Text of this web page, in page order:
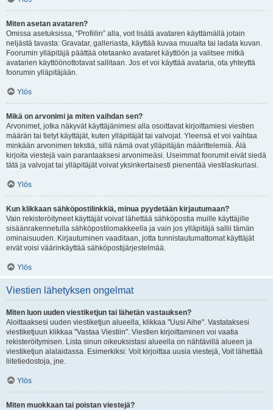
Miten asetan avataren?
Omissa asetuksissa, “Profiilin” alla, voit lisätä avataren käyttämällä jotain
neljästä tavasta: Gravatar, galleriasta, käyttää kuvaa muualta tai ladata kuvan.
Foorumin ylläpitäjä päättää otetaanko avataret käyttöön ja valitsee mitkä
avatarien käyttöönottotavat sallitaan. Jos et voi käyttää avataria, ota yhteyttä
foorumin ylläpitäjään.
Ylös
Mikä on arvonimi ja miten vaihdan sen?
Arvonimet, jotka näkyvät käyttäjänimesi alla osoittavat kirjoittamiesi viestien
määrän tai tietyt käyttäjät, kuten ylläpitäjät tai valvojat. Yleensä et voi vaihtaa
minkään arvonimen tekstiä, sillä nämä ovat ylläpitäjän määrittelemiä. Älä
kirjoita viestejä vain parantaaksesi arvonimeäsi. Useimmat foorumit eivät siedä
tätä ja valvojat tai ylläpitäjät voivat yksinkertaisesti pienentää viestilaskuriasi.
Ylös
Kun klikkaan sähköpostilinkkiä, minua pyydetään kirjautumaan?
Vain rekisteröityneet käyttäjät voivat lähettää sähköpostia muille käyttäjille
sisäänrakennetulla sähköpostilomakkeella ja vain jos ylläpitäjä sallii tämän
ominaisuuden. Kirjautuminen vaaditaan, jotta tunnistautumattomat käyttäjät
eivät voisi väärinkäyttää sähköpostijärjestelmää.
Ylös
Viestien lähetyksen ongelmat
Miten luon uuden viestiketjun tai lähetän vastauksen?
Aloittaaksesi uuden viestiketjun alueella, klikkaa "Uusi Aihe". Vastataksesi
viestiketjuun klikkaa "Vastaa Viestiin". Viestien kirjoittaminen voi vaatia
rekisteröitymisen. Lista sinun oikeuksistasi alueella on nähtävillä alueen ja
viestiketjun alalaidassa. Esimerkiksi: Voit kirjoittaa uusia viestejä, Voit lähettää
liitetiedostoja, jne.
Ylös
Miten muokkaan tai poistan viestejä?